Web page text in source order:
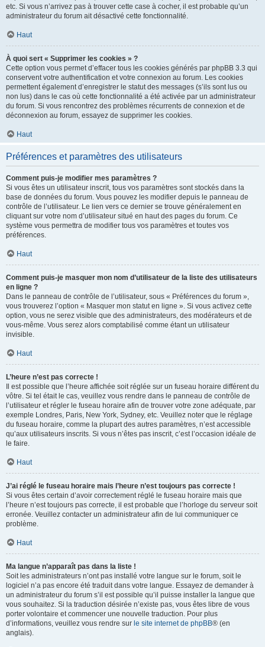
etc. Si vous n’arrivez pas à trouver cette case à cocher, il est probable qu’un
administrateur du forum ait désactivé cette fonctionnalité.
Haut
À quoi sert « Supprimer les cookies » ?
Cette option vous permet d’effacer tous les cookies générés par phpBB 3.3 qui
conservent votre authentification et votre connexion au forum. Les cookies
permettent également d’enregistrer le statut des messages (s’ils sont lus ou
non lus) dans le cas où cette fonctionnalité a été activée par un administrateur
du forum. Si vous rencontrez des problèmes récurrents de connexion et de
déconnexion au forum, essayez de supprimer les cookies.
Haut
Préférences et paramètres des utilisateurs
Comment puis-je modifier mes paramètres ?
Si vous êtes un utilisateur inscrit, tous vos paramètres sont stockés dans la
base de données du forum. Vous pouvez les modifier depuis le panneau de
contrôle de l’utilisateur. Le lien vers ce dernier se trouve généralement en
cliquant sur votre nom d’utilisateur situé en haut des pages du forum. Ce
système vous permettra de modifier tous vos paramètres et toutes vos
préférences.
Haut
Comment puis-je masquer mon nom d’utilisateur de la liste des utilisateurs
en ligne ?
Dans le panneau de contrôle de l’utilisateur, sous « Préférences du forum »,
vous trouverez l’option « Masquer mon statut en ligne ». Si vous activez cette
option, vous ne serez visible que des administrateurs, des modérateurs et de
vous-même. Vous serez alors comptabilisé comme étant un utilisateur
invisible.
Haut
L’heure n’est pas correcte !
Il est possible que l’heure affichée soit réglée sur un fuseau horaire différent du
vôtre. Si tel était le cas, veuillez vous rendre dans le panneau de contrôle de
l’utilisateur et régler le fuseau horaire afin de trouver votre zone adéquate, par
exemple Londres, Paris, New York, Sydney, etc. Veuillez noter que le réglage
du fuseau horaire, comme la plupart des autres paramètres, n’est accessible
qu’aux utilisateurs inscrits. Si vous n’êtes pas inscrit, c’est l’occasion idéale de
le faire.
Haut
J’ai réglé le fuseau horaire mais l’heure n’est toujours pas correcte !
Si vous êtes certain d’avoir correctement réglé le fuseau horaire mais que
l’heure n’est toujours pas correcte, il est probable que l’horloge du serveur soit
erronée. Veuillez contacter un administrateur afin de lui communiquer ce
problème.
Haut
Ma langue n’apparaît pas dans la liste !
Soit les administrateurs n’ont pas installé votre langue sur le forum, soit le
logiciel n’a pas encore été traduit dans votre langue. Essayez de demander à
un administrateur du forum s’il est possible qu’il puisse installer la langue que
vous souhaitez. Si la traduction désirée n’existe pas, vous êtes libre de vous
porter volontaire et commencer une nouvelle traduction. Pour plus
d’informations, veuillez vous rendre sur le site internet de phpBB® (en
anglais).